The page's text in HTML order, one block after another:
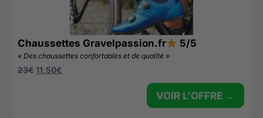
Chaussettes Gravelpassion.fr 5/5
« Des chaussettes confortables et de qualité »
23€11,50€
VOIR L'OFFRE →